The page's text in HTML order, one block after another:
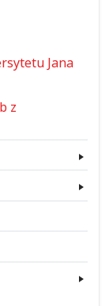
Jana
z